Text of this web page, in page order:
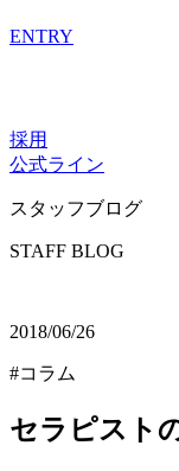
ENTRY
採用
公式ライン
スタッフブログ
STAFF BLOG
2018/06/26
#コラム
セラピスト